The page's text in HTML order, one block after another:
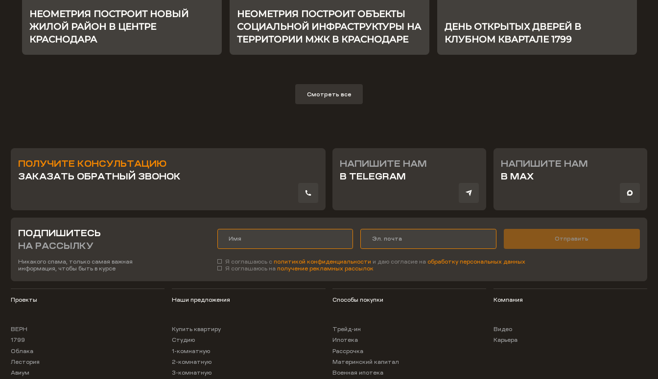
НЕОМЕТРИЯ ПОСТРОИТ НОВЫЙ
ЖИЛОЙ РАЙОН В ЦЕНТРЕ
КРАСНОДАРА
НЕОМЕТРИЯ ПОСТРОИТ ОБЪЕКТЫ
СОЦИАЛЬНОЙ ИНФРАСТРУКТУРЫ НА
ТЕРРИТОРИИ МЖК В КРАСНОДАРЕ
ДЕНЬ ОТКРЫТЫХ ДВЕРЕЙ В
КЛУБНОМ КВАРТАЛЕ 1799
Смотреть все
ПОЛУЧИТЕ КОНСУЛЬТАЦИЮ
ЗАКАЗАТЬ ОБРАТНЫЙ ЗВОНОК
НАПИШИТЕ НАМ
В TELEGRAM
НАПИШИТЕ НАМ
В MAX
ПОДПИШИТЕСЬ
НА РАССЫЛКУ
Никакого спама, только самая важная
информация, чтобы быть в курсе
Отправить
Я соглашаюсь сполитикой конфиденциальности и даю согласие на обработку персональных данных
Я соглашаюсь наполучение рекламных рассылок
Проекты
ВЕРН
1799
Облака
Лестория
Авиум
Наши предложения
Купить квартиру
Студию
1-комнатную
2-комнатную
3-комнатную
Способы покупки
Трейд-ин
Ипотека
Рассрочка
Материнский капитал
Военная ипотека
Компания
Видео
Карьера